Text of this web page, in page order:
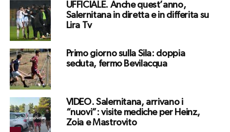
UFFICIALE. Anche quest’anno,
Salernitana in diretta e in differita su
Lira Tv
Primo giorno sulla Sila: doppia
seduta, fermo Bevilacqua
VIDEO. Salernitana, arrivano i
“nuovi”: visite mediche per Heinz,
Zoia e Mastrovito